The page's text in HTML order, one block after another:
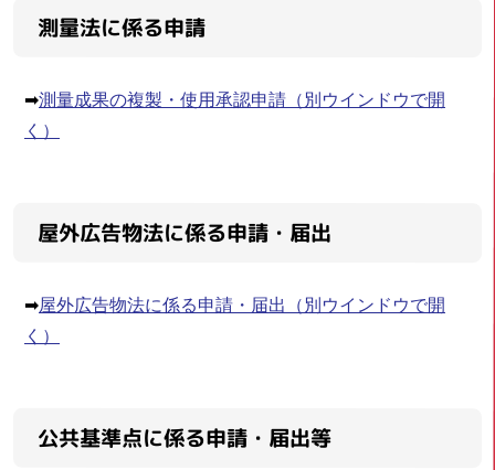
測量法に係る申請
➡測量成果の複製・使用承認申請 （別ウインドウで開
く）
屋外広告物法に係る申請・届出
➡屋外広告物法に係る申請・届出
（別ウインドウで開
く）
公共基準点に係る申請・届出等